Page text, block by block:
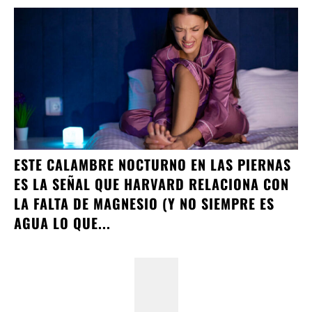
ESTE CALAMBRE NOCTURNO EN LAS PIERNAS
ES LA SEÑAL QUE HARVARD RELACIONA CON
LA FALTA DE MAGNESIO (Y NO SIEMPRE ES
AGUA LO QUE...